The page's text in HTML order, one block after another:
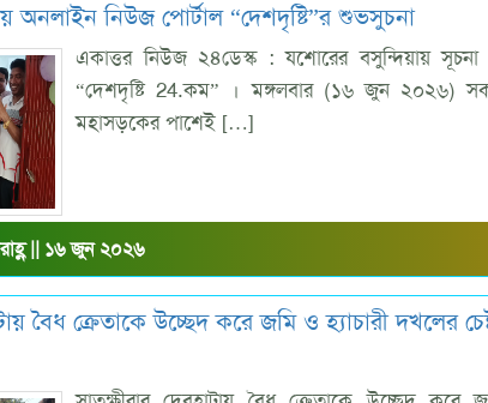
অনলাইন নিউজ পোর্টাল “দেশদৃষ্টি”র শুভসুচনা
একাত্তর নিউজ ২৪ডেস্ক : যশোরের বসুন্দিয়ায়
“দেশদৃষ্টি 24.কম” । মঙ্গলবার (১৬ জুন ২০২৬)
মহাসড়কের পাশেই […]
|| ১৬ জুন ২০২৬
বৈধ ক্রেতাকে উচ্ছেদ করে জমি ও হ্যাচারী দখলের